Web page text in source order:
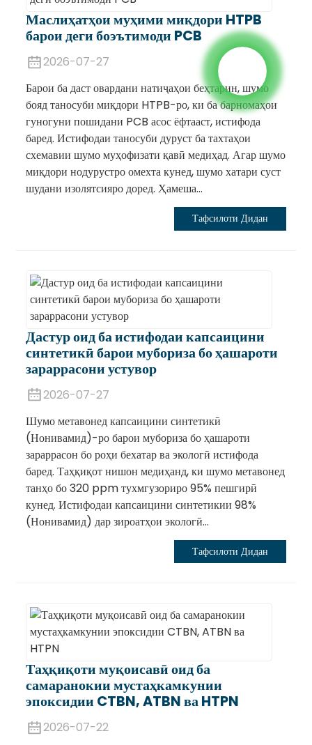
Маслиҳатҳои муҳими миқдори HTPB
барои деги боэътимоди PCB
2026-07-27
Барои ба даст овардани натиҷаҳои беҳтарин, шумо
бояд таносуби миқдори HTPB-ро, ки ба барномаҳои
гуногуни пошидани PCB асос ёфтааст, истифода
баред. Истифодаи таносуби дуруст ба тахтаҳои
схемавии шумо муҳофизати қавӣ медиҳад. Агар шумо
миқдори нодурустро омехта кунед, шумо хатари суст
шудани изолятсияро доред. Ҳамеша...
Тафсилоти Дидан
Дастур оид ба истифодаи капсаицини
синтетикӣ барои мубориза бо ҳашароти
зараррасони устувор
2026-07-27
Шумо метавонед капсаицини синтетикӣ
(Нонивамид)-ро барои мубориза бо ҳашароти
зараррасон бо роҳи бехатар ва экологӣ истифода
баред. Таҳқиқот нишон медиҳанд, ки шумо метавонед
танҳо бо 320 ppm тухмгузориро 95% пешгирӣ
кунед. Истифодаи капсаицини синтетикии 98%
(Нонивамид) дар зироатҳои экологӣ...
Тафсилоти Дидан
Таҳқиқоти муқоисавӣ оид ба
самаранокии мустаҳкамкунии
эпоксидии CTBN, ATBN ва HTPN
2026-07-22